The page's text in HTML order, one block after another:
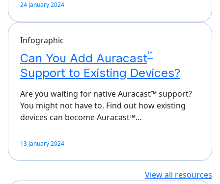
24 January 2024
Infographic
Can You Add Auracast™
Support to Existing Devices?
Are you waiting for native Auracast™ support?
You might not have to. Find out how existing
devices can become Auracast™…
13 January 2024
View all resources